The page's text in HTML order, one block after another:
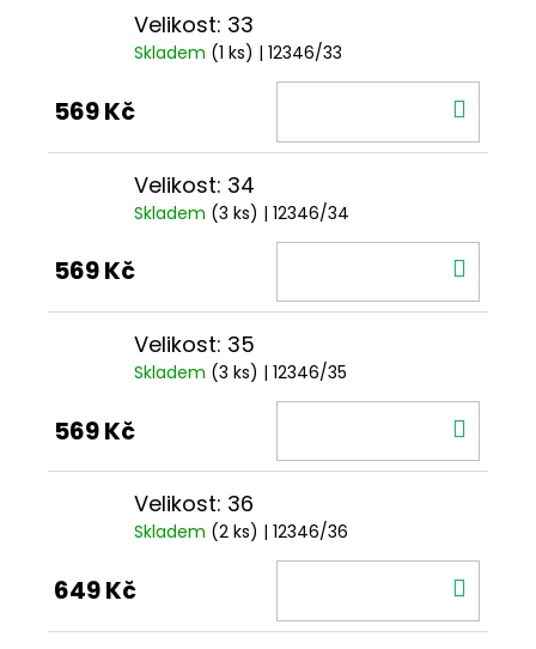
Velikost: 33
Skladem (1 ks) | 12346/33
569 Kč
Velikost: 34
Skladem (3 ks) | 12346/34
569 Kč
Velikost: 35
Skladem (3 ks) | 12346/35
569 Kč
Velikost: 36
Skladem (2 ks) | 12346/36
649 Kč